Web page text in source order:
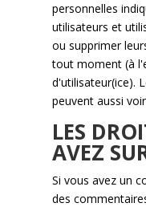
personnelles
utilisateurs et
ou supprimer
tout moment (à
d'utilisateur(ice).
peuvent aussi
LES
AVEZ
Si vous avez un
des